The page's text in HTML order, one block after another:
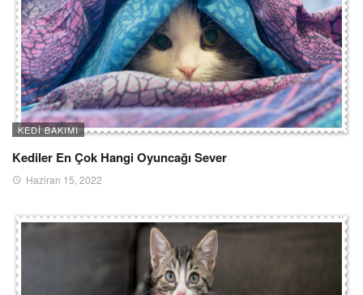
KEDI BAKIMI
Kediler En Çok Hangi Oyuncağı Sever
Haziran 15, 2022